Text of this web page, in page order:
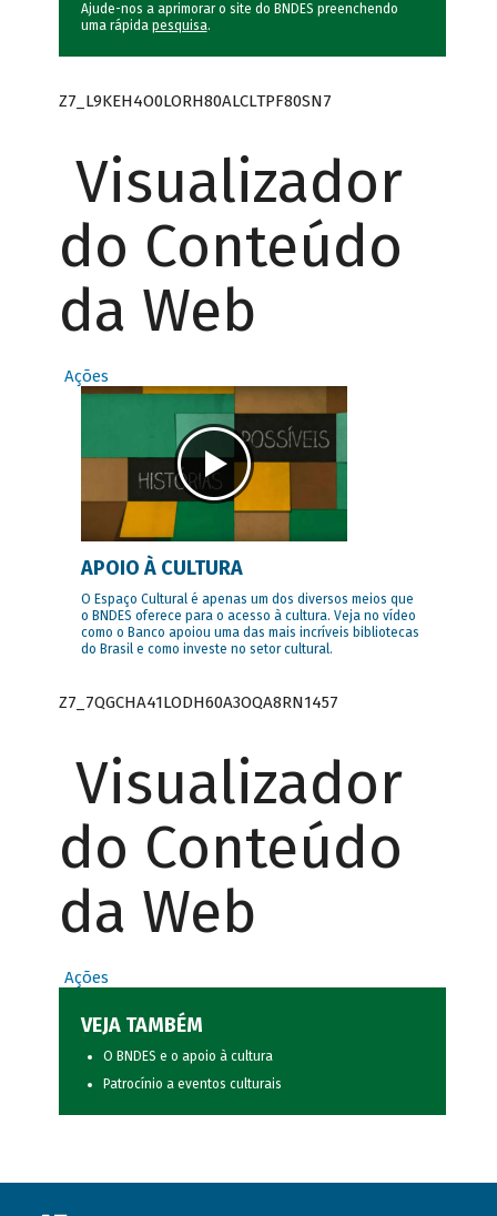
Ajude-nos a aprimorar o site do BNDES preenchendo
uma rápida pesquisa.
Z7_L9KEH4O0LORH80ALCLTPF80SN7
Visualizador
do Conteúdo
da Web
Ações
APOIO À CULTURA
O Espaço Cultural é apenas um dos diversos meios que
o BNDES oferece para o acesso à cultura. Veja no vídeo
como o Banco apoiou uma das mais incríveis bibliotecas
do Brasil e como investe no setor cultural.
Z7_7QGCHA41LODH60A3OQA8RN1457
Visualizador
do Conteúdo
da Web
Ações
VEJA TAMBÉM
O BNDES e o apoio à cultura
Patrocínio a eventos culturais